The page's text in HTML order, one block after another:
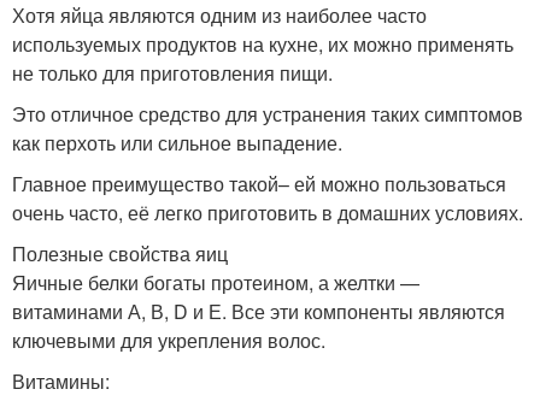
Хотя яйца являются одним из наиболее часто
используемых продуктов на кухне, их можно применять
не только для приготовления пищи.
Это отличное средство для устранения таких симптомов
как перхоть или сильное выпадение.
Главное преимущество такой– ей можно пользоваться
очень часто, её легко приготовить в домашних условиях.
Полезные свойства яиц
Яичные белки богаты протеином, а желтки —
витаминами А, В, D и Е. Все эти компоненты являются
ключевыми для укрепления волос.
Витамины: